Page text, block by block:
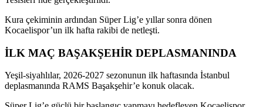
Kura çekiminin ardından Süper Lig’e yıllar sonra dönen
Kocaelispor’un ilk hafta rakibi de netleşti.
İLK MAÇ BAŞAKŞEHİR DEPLASMANINDA
Yeşil-siyahlılar, 2026-2027 sezonunun ilk haftasında İstanbul
deplasmanında RAMS Başakşehir’e konuk olacak.